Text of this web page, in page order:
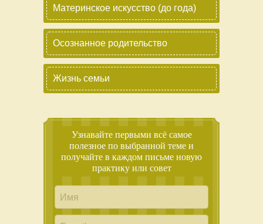
Материнское искусство (до года)
Осознанное родительство
Жизнь семьи
Узнавайте первыми всё самое
полезное по выбранной теме и
получайте в каждом письме новую
практику или совет